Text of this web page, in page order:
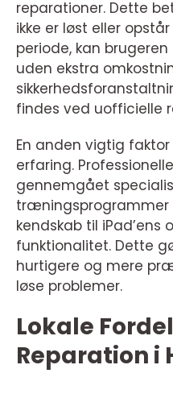
reparationer. Dette
ikke er løst eller
periode, kan
uden ekstra
findes ved uofficielle
En anden vigtig
erfaring.
gennemgået
træningsprogrammer
kendskab til iPad’ens
funktionalitet. Dette
hurtigere og mere
løse problemer.
Lokale
Reparation i